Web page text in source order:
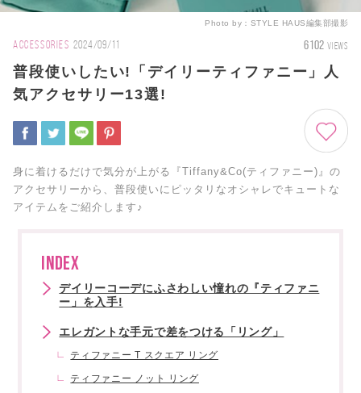
Photo by： STYLE HAUS編集部撮影
ACCESSORIES 2024/09/11 6102 VIEWS
普段使いしたい!「デイリーティファニー」人
気アクセサリー13選!
身に着けるだけで気分が上がる『Tiffany&Co(ティファニー)』の
アクセサリーから、普段使いにピッタリなオシャレでキュートな
アイテムをご紹介します♪
INDEX
デイリーコーデにふさわしい憧れの『ティファニ
ー」を入手!
エレガントな手元で差をつける「リング」
ティファニー T スクエア リング
ティファニー ノット リング